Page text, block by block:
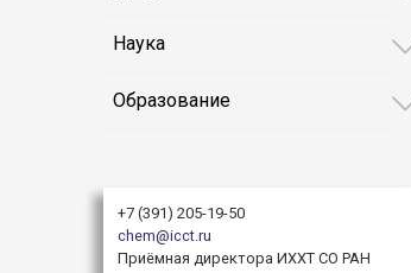
Наука
Образование
+7 (391) 205-19-50
chem@icct.ru
Приёмная директора ИХХТ СО РАН